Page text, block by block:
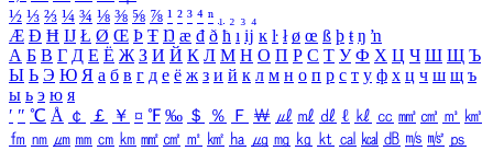
½ ⅓ ⅔ ¼ ¾ ⅛ ⅜ ⅝ ⅞ ¹ ² ³ ⁴ ⁿ ₁ ₂ ₃ ₄
Æ Ð Ħ Ĳ Ł Ø Œ Þ Ŧ Ŋ æ đ ð ħ ı ĳ ĸ ŀ ł ø œ ß þ ŧ ŋ ŉ
А Б В Г Д Е Ё Ж З И Й К Л М Н О П Р С Т У Ф Х Ц Ч Ш Щ Ъ
Ы Ь Э Ю Я а б в г д е ё ж з и й к л м н о п р с т у ф х ц ч ш щ ъ
ы ь э ю я
′ ″ ℃ Å ￠ ￡ ￥ ¤ ℉ ‰ ＄ ％ Ｆ ￦ ㎕ ㎖ ㎗ ℓ ㎘ ㏄ ㎣ ㎤ ㎥ ㎦
㎙ ㎚ ㎛ ㎜ ㎝ ㎞ ㎟ ㎠ ㎡ ㎢ ㏊ ㎍ ㎎ ㎏ ㏏ ㎈ ㎉ ㏈ ㎧ ㎨ ㎰